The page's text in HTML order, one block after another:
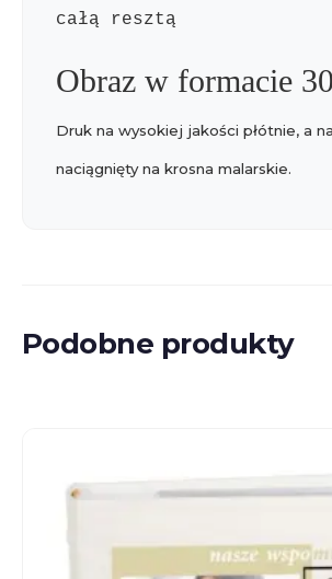
całą resztą
Obraz w formacie
Druk na wysokiej jakości płótnie, a
naciągnięty na krosna malarskie.
Podobne produkty